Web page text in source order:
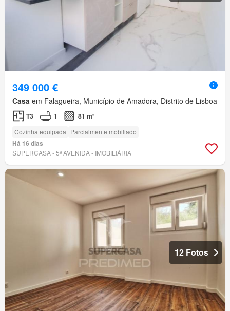
349 000 €
Casa em Falagueira, Município de Amadora, Distrito de Lisboa
T3 1 81 m²
Cozinha equipada Parcialmente mobiliado
Há 16 dias
SUPERCASA - 5ª AVENIDA - IMOBILIÁRIA
12 Fotos